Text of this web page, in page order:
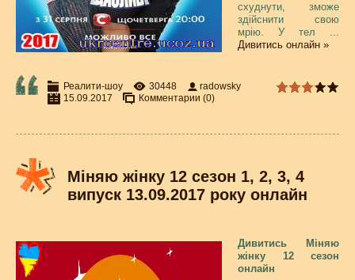
схуднути, зможе
здійснити свою
мрію. У тел ...
Дивитись онлайн »
Реалити-шоу 30448
radowsky
15.09.2017
Комментарии (0)
Міняю жінку 12 сезон 1, 2, 3, 4
випуск 13.09.2017 року онлайн
Дивитись Міняю
жінку 12 сезон
онлайн